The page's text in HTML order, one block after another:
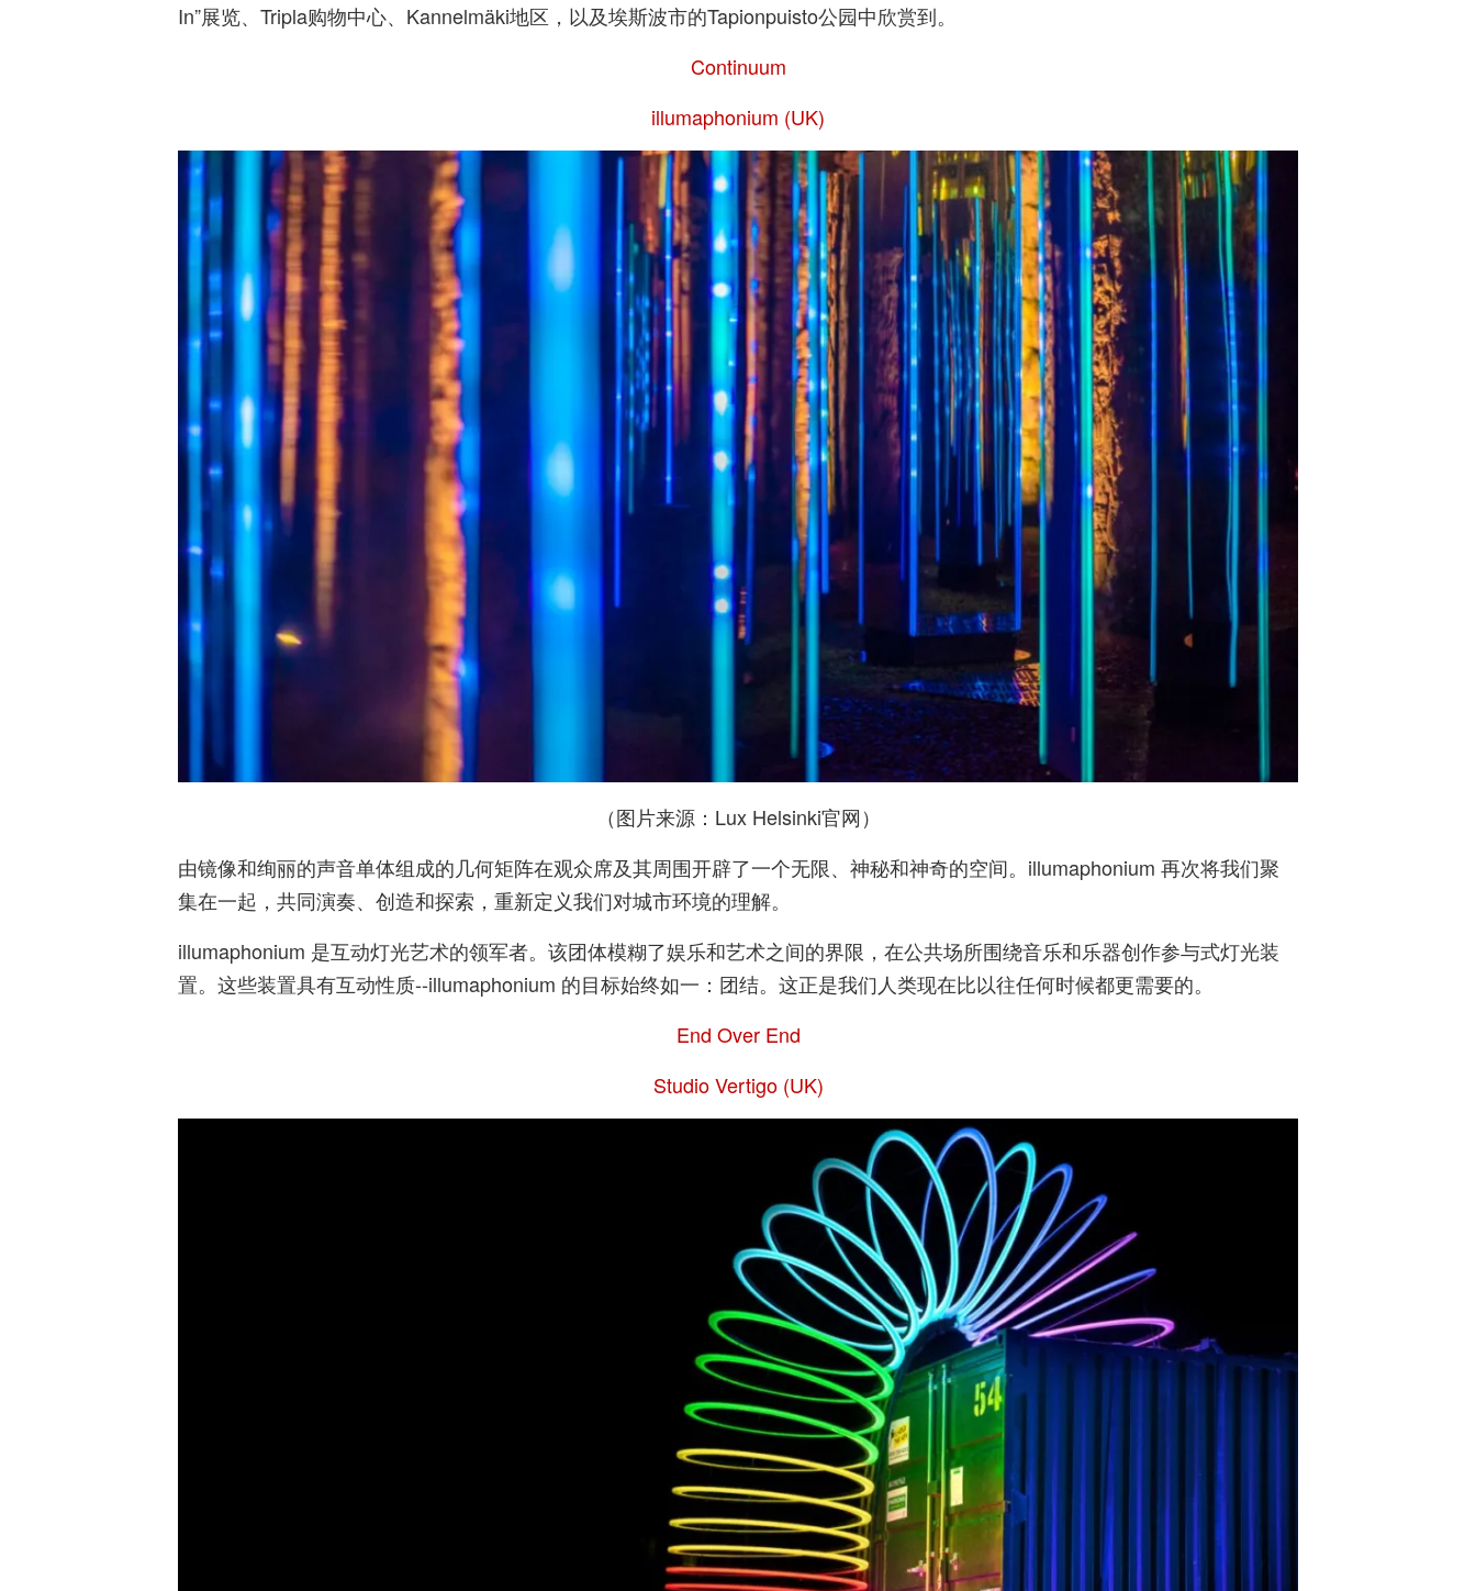
In”展览、Tripla购物中心、Kannelmäki地区，以及埃斯波市的Tapionpuisto公园中欣赏到。
Continuum
illumaphonium (UK)
（图片来源：Lux Helsinki官网）
由镜像和绚丽的声音单体组成的几何矩阵在观众席及其周围开辟了一个无限、神秘和神奇的空间。illumaphonium 再次将我们聚
集在一起，共同演奏、创造和探索，重新定义我们对城市环境的理解。
illumaphonium 是互动灯光艺术的领军者。该团体模糊了娱乐和艺术之间的界限，在公共场所围绕音乐和乐器创作参与式灯光装
置。这些装置具有互动性质--illumaphonium 的目标始终如一：团结。这正是我们人类现在比以往任何时候都更需要的。
End Over End
Studio Vertigo (UK)